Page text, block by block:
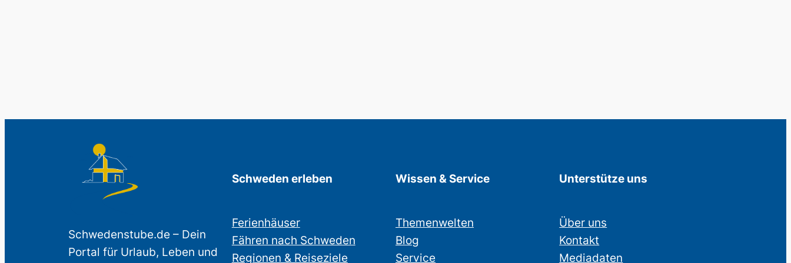
Schwedenstube.de – Dein
Portal für Urlaub, Leben und
Schweden erleben
Ferienhäuser
Fähren nach Schweden
Regionen & Reiseziele
Wissen & Service
Themenwelten
Blog
Service
Unterstütze uns
Über uns
Kontakt
Mediadaten